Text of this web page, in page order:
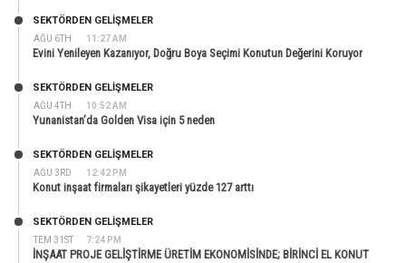
AĞU 6TH 11:27 AM
SEKTÖRDEN GELIŞMELER
Evini Yenileyen Kazanıyor, Doğru Boya Seçimi Konutun Değerini Koruyor
AĞU 4TH 10:52 AM
SEKTÖRDEN GELIŞMELER
Yunanistan’da Golden Visa için 5 neden
AĞU 3RD 12:42 PM
SEKTÖRDEN GELIŞMELER
Konut inşaat firmaları şikayetleri yüzde 127 arttı
TEM 31ST 7:24 PM
SEKTÖRDEN GELIŞMELER
İNŞAAT PROJE GELİŞTİRME ÜRETİM EKONOMİSİNDE; BİRİNCİ EL KONUT